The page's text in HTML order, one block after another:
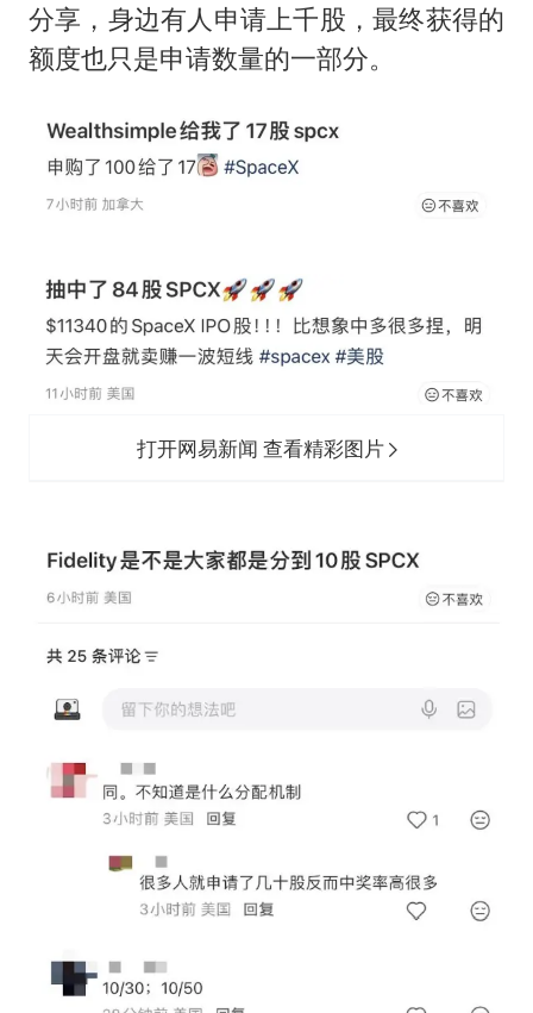
分享，身边有人申请上千股，最终获得的
额度也只是申请数量的一部分。
打开网易新闻 查看精彩图片